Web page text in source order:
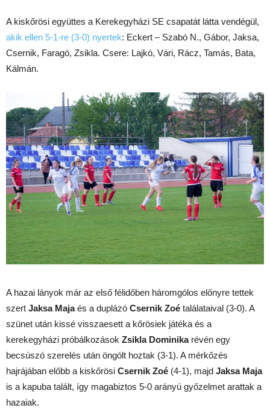
A kiskőrösi együttes a Kerekegyházi SE csapatát látta vendégül,
akik ellen 5-1-re (3-0) nyertek: Eckert – Szabó N., Gábor, Jaksa,
Csernik, Faragó, Zsikla. Csere: Lajkó, Vári, Rácz, Tamás, Bata,
Kálmán.
A hazai lányok már az első félidőben háromgólos előnyre tettek
szert Jaksa Majaés a duplázó Csernik Zoé találataival (3-0). A
szünet után kissé visszaesett a kőrösiek játéka és a
kerekegyházi próbálkozások Zsikla Dominikarévén egy
becsúszó szerelés után öngólt hoztak (3-1). A mérkőzés
hajrájában előbb a kiskőrösi Csernik Zoé (4-1), majd Jaksa Maja
is a kapuba talált, így magabiztos 5-0 arányú győzelmet arattak a
hazaiak.